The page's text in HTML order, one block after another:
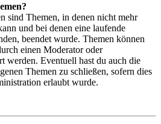
sind Themen, in denen nicht mehr
und bei denen eine laufende
beendet wurde. Themen können
einen Moderator oder
werden. Eventuell hast du auch die
Themen zu schließen, sofern dies
erlaubt wurde.